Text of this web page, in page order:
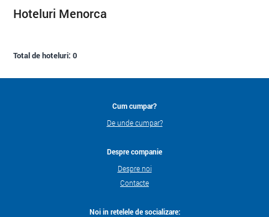
Hoteluri Menorca
Total de hoteluri:0
Cum cumpar?
De unde cumpar?
Despre companie
Despre noi
Contacte
Noi in retelele de socializare: